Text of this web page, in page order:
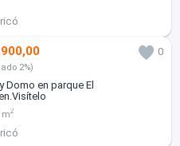
0
2%)
Domo en parque El
m2